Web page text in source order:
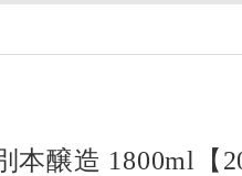
本醸造 1800ml【